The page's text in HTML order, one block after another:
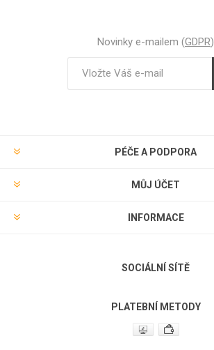
Novinky e-mailem (GDPR)
PÉČE A PODPORA
MŮJ ÚČET
INFORMACE
SOCIÁLNÍ SÍTĚ
PLATEBNÍ METODY